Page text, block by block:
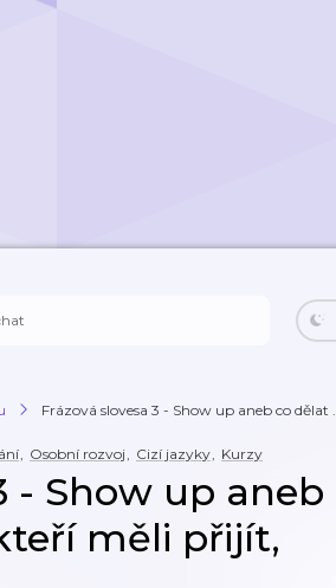
Frázová slovesa 3 - Show up aneb co dělat ...
, Osobní rozvoj, Cizí jazyky, Kurzy
- Show up aneb
měli přijít,